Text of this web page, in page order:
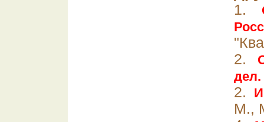
1.
2.
дел.
2.
М.,